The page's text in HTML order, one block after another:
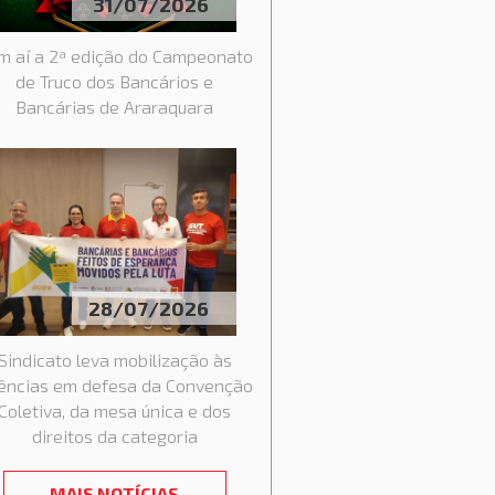
05/08/2026
CAIXA: BANCO APRESENTA
A DOBRAR MENSALIDADE
aí a 2ª edição do Campeonato
de Truco dos Bancários e
Bancárias de Araraquara
28/07/2026
Sindicato leva mobilização às
em defesa da Convenção
Coletiva, da mesa única e dos
direitos da categoria